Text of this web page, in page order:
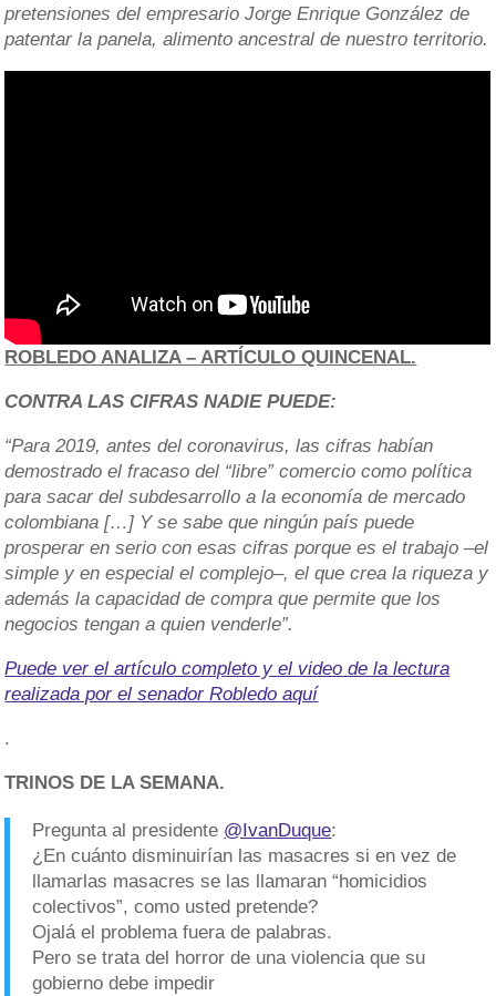
pretensiones del empresario Jorge Enrique González de
patentar la panela, alimento ancestral de nuestro territorio.
ROBLEDO ANALIZA – ARTÍCULO QUINCENAL.
CONTRA LAS CIFRAS NADIE PUEDE:
“Para 2019, antes del coronavirus, las cifras habían
demostrado el fracaso del “libre” comercio como política
para sacar del subdesarrollo a la economía de mercado
colombiana […] Y se sabe que ningún país puede
prosperar en serio con esas cifras porque es el trabajo –el
simple y en especial el complejo–, el que crea la riqueza y
además la capacidad de compra que permite que los
negocios tengan a quien venderle”.
Puede ver el artículo completo y el video de la lectura
realizada por el senador Robledo aquí
.
TRINOS DE LA SEMANA.
Pregunta al presidente @IvanDuque:
¿En cuánto disminuirían las masacres si en vez de
llamarlas masacres se las llamaran “homicidios
colectivos”, como usted pretende?
Ojalá el problema fuera de palabras.
Pero se trata del horror de una violencia que su
gobierno debe impedir